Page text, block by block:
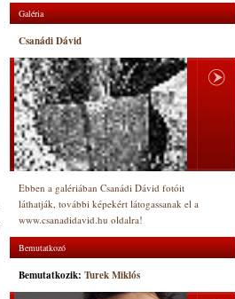
Galéria
Csanádi Dávid
Ebben a galériában Csanádi Dávid fotóit
láthatják, további képekért látogassanak el a
www.csanadidavid.hu oldalra!
Bemutatkozó
Bemutatkozik: Turek Miklós